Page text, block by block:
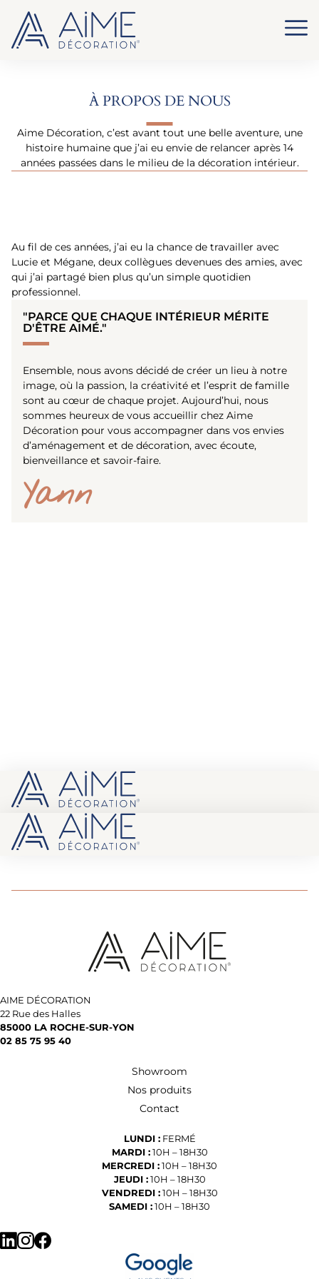
À PROPOS DE NOUS
Aime Décoration, c’est avant tout une belle aventure, une
histoire humaine que j’ai eu envie de relancer après 14
années passées dans le milieu de la décoration intérieur.
Au fil de ces années, j’ai eu la chance de travailler avec
Lucie et Mégane, deux collègues devenues des amies, avec
qui j’ai partagé bien plus qu’un simple quotidien
professionnel.
"PARCE QUE CHAQUE INTÉRIEUR MÉRITE
D'ÊTRE AIMÉ."
Ensemble, nous avons décidé de créer un lieu à notre
image, où la passion, la créativité et l’esprit de famille
sont au cœur de chaque projet. Aujourd’hui, nous
sommes heureux de vous accueillir chez Aime
Décoration pour vous accompagner dans vos envies
d’aménagement et de décoration, avec écoute,
bienveillance et savoir-faire.
Yann
AIME DÉCORATION
22 Rue des Halles
85000 LA ROCHE-SUR-YON
02 85 75 95 40
Showroom
Nos produits
Contact
LUNDI :FERMÉ
MARDI :10H – 18H30
MERCREDI : 10H – 18H30
JEUDI :10H – 18H30
VENDREDI :10H – 18H30
SAMEDI : 10H – 18H30